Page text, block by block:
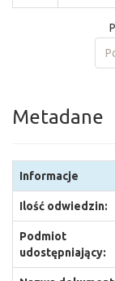
Metadane
Informacje
Ilość odwiedzin:
Podmiot
udostępniający: